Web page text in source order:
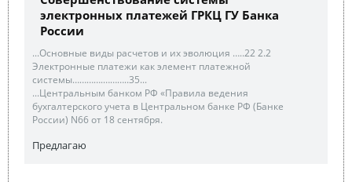
электронных платежей ГРКЦ ГУ Банка
России
...Основные виды расчетов и их эволюция …..22 2.2
Электронные платежи как элемент платежной
системы………….………..35...
...Центральным банком РФ «Правила ведения
бухгалтерского учета в Центральном банке РФ (Банке
России) N66 от 18 сентября.
Предлагаю